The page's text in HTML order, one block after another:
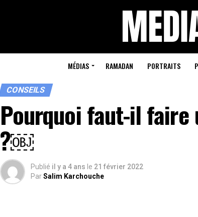
MÉDIAS RAMADAN PORTRAITS
CONSEILS
Pourquoi faut-il
?￼
Publié il y a 4 ans le 21 février 2022
ParSalim Karchouche